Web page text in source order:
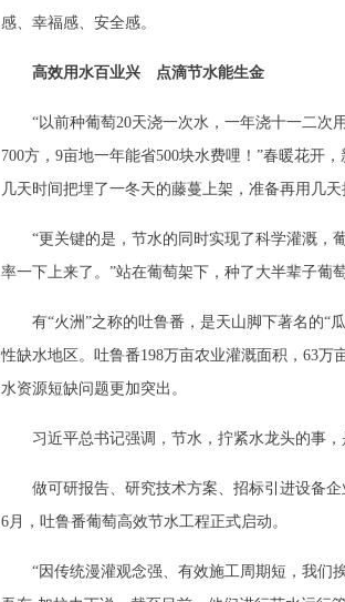
感、幸福感、安全感。
高效用水百业兴 点滴节水能生金
“以前种葡萄20天浇一次水，一年浇十一二次
700方，9亩地一年能省500块水费哩！”春暖花开
几天时间把埋了一冬天的藤蔓上架，准备再用几
“更关键的是，节水的同时实现了科学灌溉，
率一下上来了。”站在葡萄架下，种了大半辈子葡
有“火洲”之称的吐鲁番，是天山脚下著名的“
性缺水地区。吐鲁番198万亩农业灌溉面积，63
水资源短缺问题更加突出。
习近平总书记强调，节水，拧紧水龙头的事
做可研报告、研究技术方案、招标引进设备
6月，吐鲁番葡萄高效节水工程正式启动。
“因传统漫灌观念强、有效施工周期短，我们